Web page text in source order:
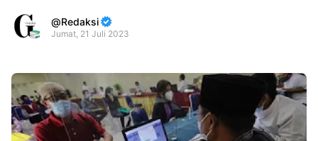
Redaksi
Jumat, 21 Juli 2023
By
Raushan
Design
With
Shroff